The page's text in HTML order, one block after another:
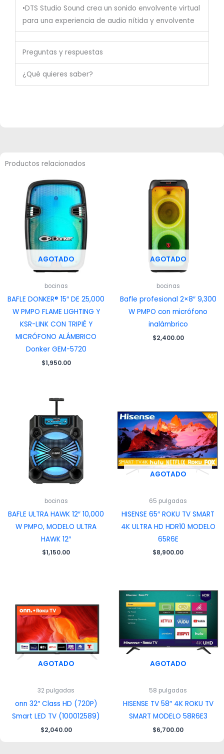
•DTS Studio Sound crea un sonido envolvente virtual
para una experiencia de audio nítida y envolvente
Preguntas y respuestas
¿Qué quieres saber?
Productos relacionados
AGOTADO
bocinas
BAFLE DONKER® 15″ DE 25,000
W PMPO FLAME LIGHTING Y
KSR-LINK CON TRIPIÉ Y
MICRÓFONO ALÁMBRICO
Donker GEM-5720
$1,950.00
AGOTADO
bocinas
Bafle profesional 2×8″ 9,300
W PMPO con micrófono
inalámbrico
$2,400.00
bocinas
BAFLE ULTRA HAWK 12″ 10,000
W PMPO, MODELO ULTRA
HAWK 12″
$1,150.00
AGOTADO
65 pulgadas
HISENSE 65″ ROKU TV SMART
4K ULTRA HD HDR10 MODELO
65R6E
$8,900.00
AGOTADO
32 pulgadas
onn 32″ Class HD (720P)
Smart LED TV (100012589)
$2,040.00
AGOTADO
58 pulgadas
HISENSE TV 58″ 4K ROKU TV
SMART MODELO 58R6E3
$6,700.00